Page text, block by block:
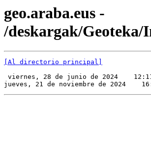
geo.araba.eus -
/deskargak/Geoteka/
[Al directorio principal]
viernes, 28 de junio de 2024
jueves, 21 de noviembre de 2024